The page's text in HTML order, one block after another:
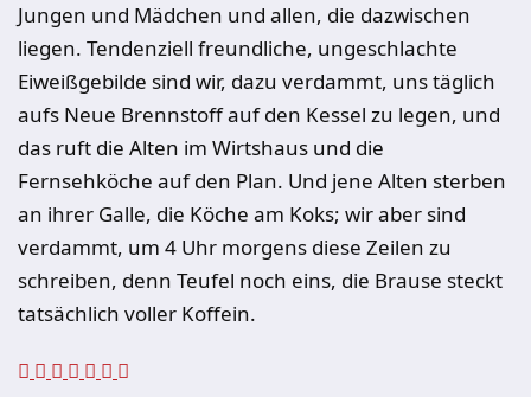
Jungen und Mädchen und allen, die dazwischen
liegen. Tendenziell freundliche, ungeschlachte
Eiweißgebilde sind wir, dazu verdammt, uns täglich
aufs Neue Brennstoff auf den Kessel zu legen, und
das ruft die Alten im Wirtshaus und die
Fernsehköche auf den Plan. Und jene Alten sterben
an ihrer Galle, die Köche am Koks; wir aber sind
verdammt, um 4 Uhr morgens diese Zeilen zu
schreiben, denn Teufel noch eins, die Brause steckt
tatsächlich voller Koffein.